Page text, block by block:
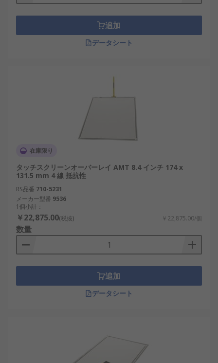
追加
データシート
在庫限り
タッチスクリーンオーバーレイ AMT 8.4 インチ 174 x
131.5 mm 4 線 抵抗性
RS品番 710-5231
メーカー型番 9536
1個小計：
￥22,875.00(税抜) ￥22,875.00/個
数量
追加
データシート